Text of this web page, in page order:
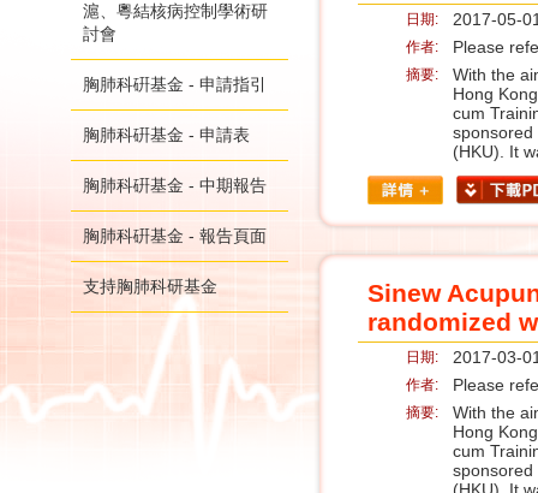
滬、粵結核病控制學術研
討會
胸肺科硏基金 - 申請指引
胸肺科硏基金 - 申請表
胸肺科硏基金 - 中期報告
胸肺科硏基金 - 報告頁面
支持胸肺科研基金
日期: 2017-05-
作者: Please
摘要:
With the
Hong
cum
sponsored
(HKU). It
Sinew
randomized
日期: 2017-03-
作者: Please
摘要:
With the
Hong
cum
sponsored